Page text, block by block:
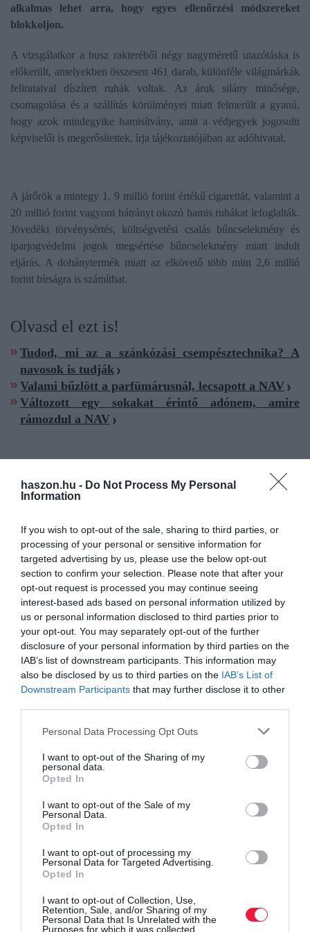
haszon.hu - Do Not Process My Personal
Information
If you wish to opt-out of the sale, sharing to third parties, or
processing of your personal or sensitive information for
targeted advertising by us, please use the below opt-out
section to confirm your selection. Please note that after your
opt-out request is processed you may continue seeing
interest-based ads based on personal information utilized by
us or personal information disclosed to third parties prior to
your opt-out. You may separately opt-out of the further
disclosure of your personal information by third parties on the
IAB’s list of downstream participants. This information may
also be disclosed by us to third parties on the IAB’s List of
Downstream Participants that may further disclose it to other
Please note that this website/app uses one or more Google
not limited to your visit or usage behaviour. You may click to
grant or deny consent to Google and its third-party tags to
use your data for below specified purposes in below Google
consent section.
Personal Data Processing Opt Outs
I want to opt-out of the Sharing of my
personal data.
Opted In
I want to opt-out of the Sale of my
Personal Data.
Opted In
I want to opt-out of processing my
Personal Data for Targeted Advertising.
Opted In
I want to opt-out of Collection, Use,
Retention, Sale, and/or Sharing of my
Personal Data that Is Unrelated with the
Purposes for which it was collected.
alkalmas lehet arra, hogy egyes ellenőrzési módszereket
blokkoljon.
A vizsgálatkor a busz rakteréből négy nagyméretű utazótáska is
előkerült, amelyekben összesen 461 darab, különféle világmárkák
felirataival díszített ruhák voltak. Az áruk silány minősége,
csomagolása és a szállítás körülményei miatt felmerült a gyanú,
hogy azok mindegyike hamisítvány, amit a védjegyek jogosulti
képviselői is megerősítettek, írja tájékoztatójában az adóhivatal.
A járőrök a mintegy 1, 9 millió forint értékű cigarettát, valamint a
20 millió forint vagyoni hátrányt okozó hamis ruhákat lefoglalták.
Jövedéki törvénysértés, költségvetési csalás bűncselekmény és
iparjogvédelmi jogok megsértése bűncselekmény miatt indult
eljárás. A dohánytermék miatt az elkövető több mint 2,6 millió
forint bírságra is számíthat.
Olvasd el ezt is!
Tudod, mi az a szánkózási csempésztechnika? A
navosok is tudják
Valami bűzlött a parfümárusnál, lecsapott a NAV
Változott egy sokakat érintő adónem, amire
rámozdul a NAV
lebukás